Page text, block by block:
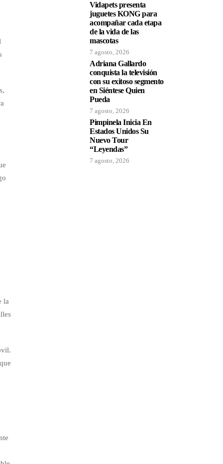
la
Vidapets presenta
juguetes KONG para
acompañar cada etapa
de la vida de las
mascotas
7 agosto, 2026
Adriana Gallardo
conquista la televisión
con su exitoso segmento
en Siéntese Quien
Pueda
7 agosto, 2026
Pimpinela Inicia En
Estados Unidos Su
Nuevo Tour
“Leyendas”
7 agosto, 2026